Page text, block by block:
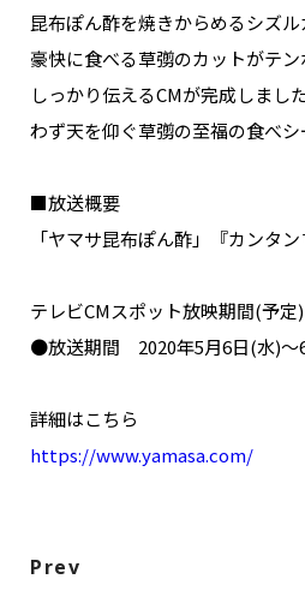
昆布ぽん酢を焼きからめるシズ
豪快に食べる草彅のカットがテ
しっかり伝えるCMが完成しまし
わず天を仰ぐ草彅の至福の食べシ
■放送概要
「ヤマサ昆布ぽん酢」『カンタ
テレビCMスポット放映期間(予
●放送期間 2020年5月6日(水)～
詳細はこちら
https://www.yamasa.com/
Prev